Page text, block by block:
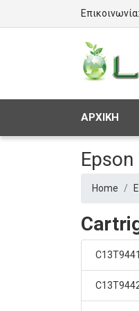
Επικοινωνία:
ΑΡΧΙΚΗ
Home